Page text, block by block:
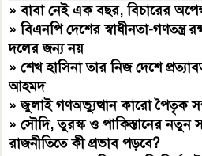
»বাবা নেই এক বছর, বিচারের
»বিএনপি দেশের স্বাধীনতা-
দলের জন্য নয়
»শেখ হাসিনা তার নিজ দেশে
আহমদ
»জুলাই গণঅভ্যুত্থান কারো পৈতৃক
»সৌদি, তুরস্ক ও পাকিস্তানের নতুন
রাজনীতিতে কী প্রভাব পড়বে?